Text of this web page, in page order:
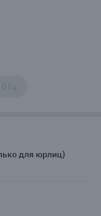
для юрлиц)